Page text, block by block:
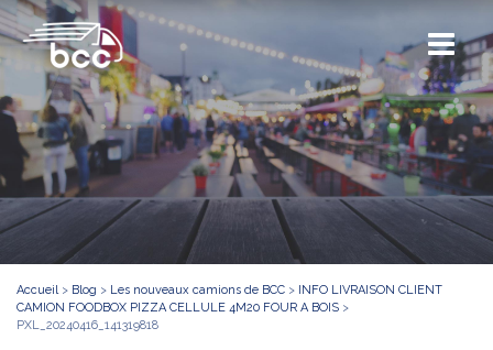
Accueil> Blog > Les nouveaux camions de BCC > INFO LIVRAISON CLIENT
CAMION FOODBOX PIZZA CELLULE 4M20 FOUR A BOIS >
PXL_20240416_141319818